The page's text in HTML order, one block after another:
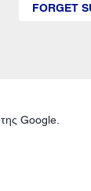
FORGET
της Google.